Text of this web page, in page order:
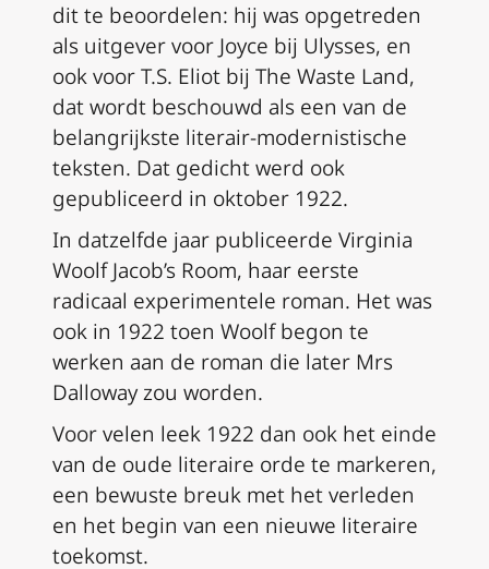
dit te beoordelen: hij was opgetreden
als uitgever voor Joyce bij Ulysses, en
ook voor T.S. Eliot bij The Waste Land,
dat wordt beschouwd als een van de
belangrijkste literair-modernistische
teksten. Dat gedicht werd ook
gepubliceerd in oktober 1922.
In datzelfde jaar publiceerde Virginia
WoolfJacob’s Room, haar eerste
radicaal experimentele roman. Het was
ook in 1922 toen Woolf begon te
werken aan de roman die later Mrs
Dallowayzou worden.
Voor velen leek 1922 dan ook het einde
van de oude literaire orde te markeren,
een bewuste breuk met het verleden
en het begin van een nieuwe literaire
toekomst.